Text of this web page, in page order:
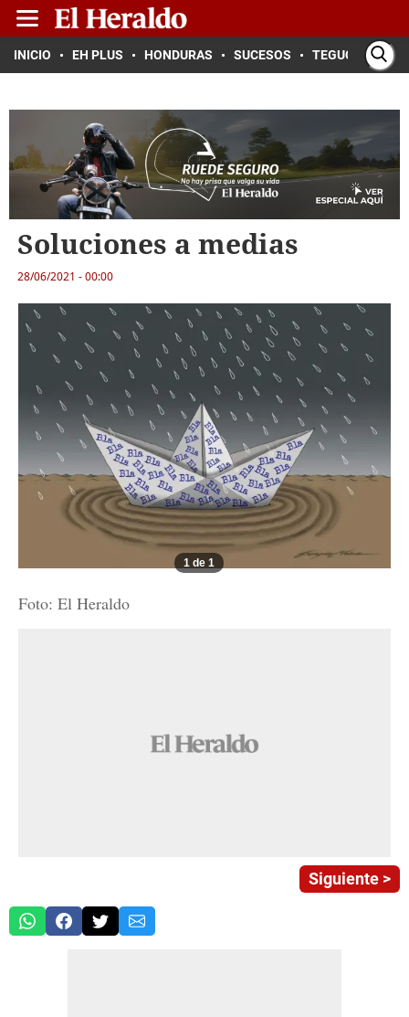
INICIO EH PLUS HONDURAS SUCESOS TEGUCIGALPA
Soluciones a medias
28/06/2021 - 00:00
1 de 1
Foto: El Heraldo
Siguiente >